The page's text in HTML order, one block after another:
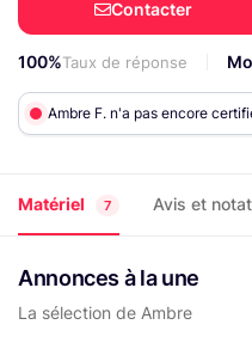
contacter Contacter
100%Taux de réponse
Ambre F. n'a pas encore
Matériel 7 Avis et
Annonces à la une
La sélection de Ambre